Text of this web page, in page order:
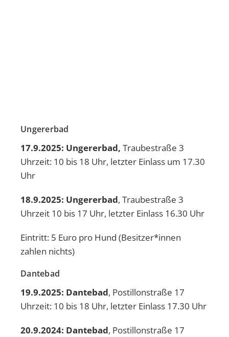
Ungererbad
17.9.2025: Ungererbad, Traubestraße 3
Uhrzeit: 10 bis 18 Uhr, letzter Einlass um 17.30
Uhr
18.9.2025: Ungererbad, Traubestraße 3
Uhrzeit 10 bis 17 Uhr, letzter Einlass 16.30 Uhr
Eintritt: 5 Euro pro Hund (Besitzer*innen
zahlen nichts)
Dantebad
19.9.2025: Dantebad, Postillonstraße 17
Uhrzeit: 10 bis 18 Uhr, letzter Einlass 17.30 Uhr
20.9.2024: Dantebad, Postillonstraße 17